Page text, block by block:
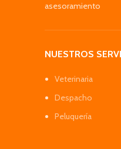
asesoramiento
NUESTROS
Veterinaria
Despacho
Peluquería